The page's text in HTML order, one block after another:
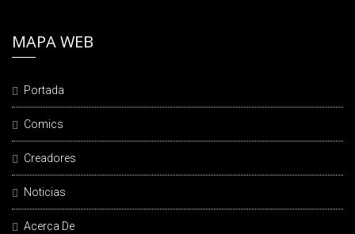
MAPA WEB
Portada
Comics
Creadores
Noticias
Acerca De